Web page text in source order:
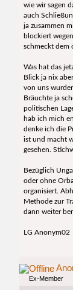
wie wir sagen
auch
ja zusammen
blockiert
schmeckt dem
Was hat das
Blick ja nix
von uns
Bräuchte ja
politischen
hab ich mich
denke ich die
ist und macht
gesehen.
Bezüglich
oder ohne
organisiert.
Methode zur
dann weiter
LG Anonym02
Ex-Member